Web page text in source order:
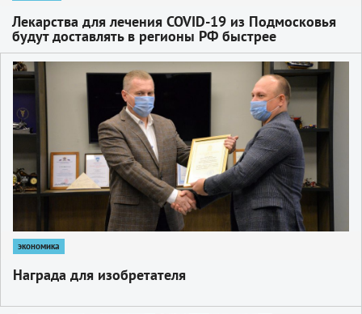
Лекарства для лечения COVID-19 из Подмосковья
будут доставлять в регионы РФ быстрее
1
экономика
Награда для изобретателя